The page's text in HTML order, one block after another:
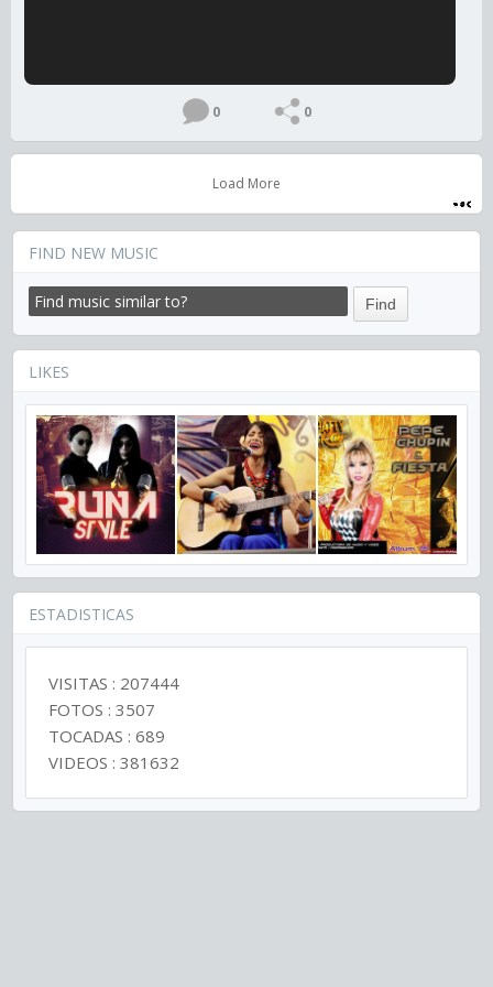
0 0
Load More
FIND NEW MUSIC
LIKES
ESTADISTICAS
VISITAS : 207444
FOTOS : 3507
TOCADAS : 689
VIDEOS : 381632